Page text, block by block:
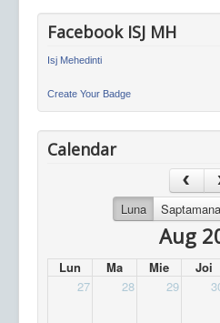
Facebook ISJ MH
Isj Mehedinti
Create Your Badge
Calendar
Luna Saptamana
Aug
Lun Ma Mie Joi
27
28 29